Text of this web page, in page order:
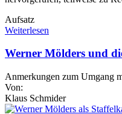
Aufsatz
Weiterlesen
Werner Mölders und
Anmerkungen zum Umgang
Von:
Klaus Schmider